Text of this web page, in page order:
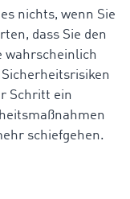
nichts, wenn Sie
dass Sie den
wahrscheinlich
Schritt ein
schiefgehen.